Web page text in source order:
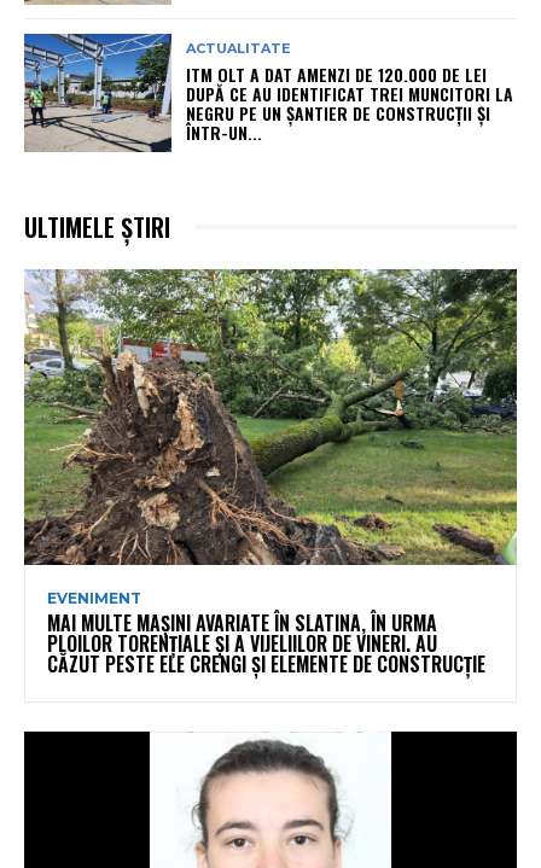
ACTUALITATE
ITM OLT A DAT AMENZI DE 120.000 DE LEI
DUPĂ CE AU IDENTIFICAT TREI MUNCITORI LA
NEGRU PE UN ȘANTIER DE CONSTRUCȚII ȘI
ÎNTR-UN...
ULTIMELE ȘTIRI
EVENIMENT
MAI MULTE MAȘINI AVARIATE ÎN SLATINA, ÎN URMA
PLOILOR TORENȚIALE ȘI A VIJELIILOR DE VINERI. AU
CĂZUT PESTE ELE CRENGI ȘI ELEMENTE DE CONSTRUCȚIE